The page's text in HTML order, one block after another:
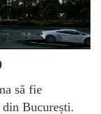
să fie
București.